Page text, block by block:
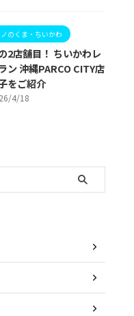
のくま・ちいかわ
2店舗目！ ちいかわレ
ン 沖縄PARCO CITY店
をご紹介
4/18